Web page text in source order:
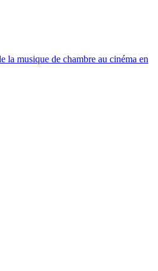
la musique de chambre au cinéma en